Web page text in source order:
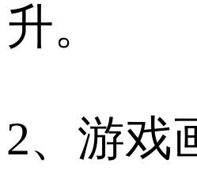
升。
2、游戏